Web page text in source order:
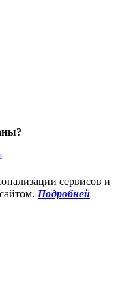
сервисов и
Подробней